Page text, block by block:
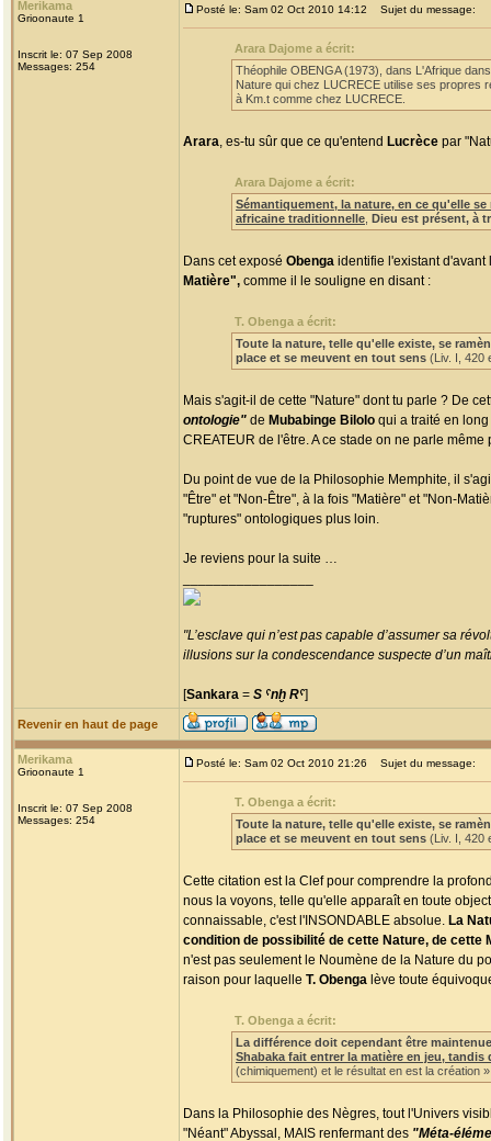
Merikama
Grioonaute 1
Inscrit le: 07 Sep 2008
Messages: 254
Posté le: Sam 02 Oct 2010 14:12 Sujet du message:
Arara Dajome a écrit:
Théophile OBENGA (1973), dans L'Afrique
Nature qui chez LUCRECE utilise ses propres
à Km.t comme chez LUCRECE.
Arara, es-tu sûr que ce qu'entend Lucrèce par
Arara Dajome a écrit:
Sémantiquement, la nature, en ce qu'elle
africaine traditionnelle Dieu est présent, à
Dans cet exposé Obenga identifie l'existant
Matière", comme il le souligne en disant :
T. Obenga a écrit:
Toute la nature, telle qu'elle existe, se
place et se meuvent en tout sens (Liv. I, 420
Mais s'agit-il de cette "Nature" dont tu parle ? De
ontologie" de Mubabinge Bilolo qui a traité en
CREATEUR de l'être. A ce stade on ne parle même
Du point de vue de la Philosophie Memphite, il
"Être" et "Non-Être", à la fois "Matière" et "Non-
"ruptures" ontologiques plus loin.
Je reviens pour la suite …
"L’esclave qui n’est pas capable d’assumer sa
illusions sur la condescendance suspecte d’un
[Sankara = S ˁnḫ Rˁ]
Revenir en haut de page
Merikama
Grioonaute 1
Inscrit le: 07 Sep 2008
Messages: 254
Posté le: Sam 02 Oct 2010 21:26 Sujet du message:
T. Obenga a écrit:
Toute la nature, telle qu'elle existe, se
place et se meuvent en tout sens (Liv. I, 420
Cette citation est la Clef pour comprendre la
nous la voyons, telle qu'elle apparaît en toute
connaissable, c'est l'INSONDABLE absolue. La
condition de possibilité de cette Nature, de cette
n'est pas seulement le Noumène de la Nature du
raison pour laquelle T. Obenga lève toute
T. Obenga a écrit:
La différence doit cependant être
Shabaka fait entrer la matière en jeu,
(chimiquement) et le résultat en est la création
Dans la Philosophie des Nègres, tout l'Univers
"Néant" Abyssal, MAIS renfermant des "Méta-